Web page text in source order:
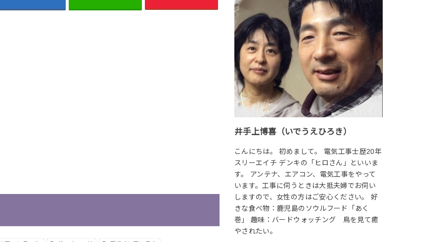
井手上博喜（いでうえひろき）
こんにちは。 初めまして。 電気工事士歴20年
スリーエイチ デンキの「ヒロさん」といいま
す。 アンテナ、エアコン、電気工事をやって
います。工事に伺うときは大抵夫婦でお伺い
しますので、女性の方はご安心ください。 好
きな食べ物：鹿児島のソウルフード「あく
巻」 趣味：バードウォッチング 鳥を見て癒
やされたい。